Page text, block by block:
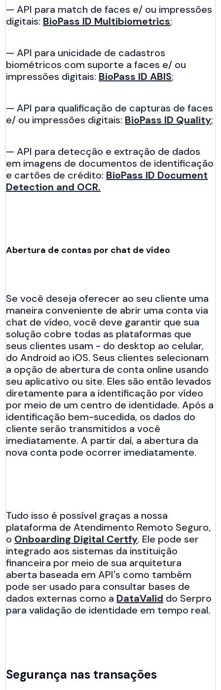
— API para match de faces e/ ou impressões
digitais: BioPass ID Multibiometrics;
— API para unicidade de cadastros
biométricos com suporte a faces e/ ou
impressões digitais: BioPass ID ABIS;
— API para qualificação de capturas de faces
e/ ou impressões digitais: BioPass ID Quality;
— API para detecção e extração de dados
em imagens de documentos de identificação
e cartões de crédito: BioPass ID Document
Detection and OCR.
Abertura de contas por chat de vídeo
Se você deseja oferecer ao seu cliente uma
maneira conveniente de abrir uma conta via
chat de vídeo, você deve garantir que sua
solução cobre todas as plataformas que
seus clientes usam - do desktop ao celular,
do Android ao iOS. Seus clientes selecionam
a opção de abertura de conta online usando
seu aplicativo ou site. Eles são então levados
diretamente para a identificação por vídeo
por meio de um centro de identidade. Após a
identificação bem-sucedida, os dados do
cliente serão transmitidos a você
imediatamente. A partir daí, a abertura da
nova conta pode ocorrer imediatamente.
Tudo isso é possível graças a nossa
plataforma de Atendimento Remoto Seguro,
o Onboarding Digital Certfy. Ele pode ser
integrado aos sistemas da instituição
financeira por meio de sua arquitetura
aberta baseada em API's como também
pode ser usado para consultar bases de
dados externas como a DataValid do Serpro
para validação de identidade em tempo real.
Segurança nas transações